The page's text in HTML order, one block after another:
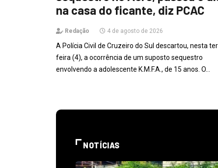
na casa do ficante, diz PCAC
Redação 4 de agosto de 2026
A Polícia Civil de Cruzeiro do Sul descartou, nesta
feira (4), a ocorrência de um suposto sequestro
envolvendo a adolescente K.M.F.A., de 15 anos. O…
NOTÍCIAS